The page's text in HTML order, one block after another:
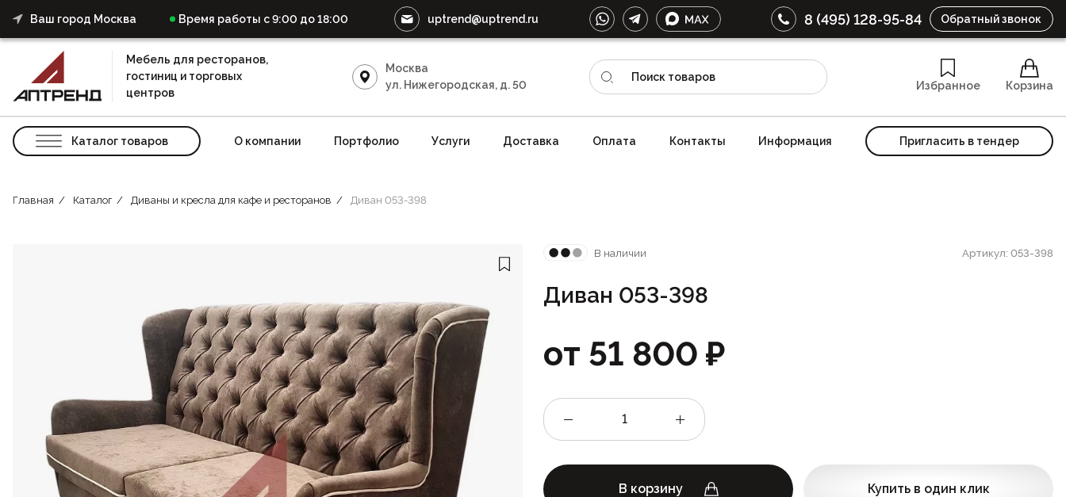
Ваш город Москва Время работы с 9:00 до 18:00 uptrend@uptrend.ru 8 (495) 128-95-84 Обратный звонок
Мебель для ресторанов,
гостиниц и торговых
центров
Москва
ул. Нижегородская, д. 50
Избранное Корзина
Каталог товаров О компании Портфолио Услуги Доставка Оплата Контакты Информация Пригласить в тендер
Главная Каталог Диваны и кресла для кафе и ресторанов Диван 053-398
В наличии Артикул: 053-398
Диван 053-398
от 51 800 ₽
В корзину Купить в один клик